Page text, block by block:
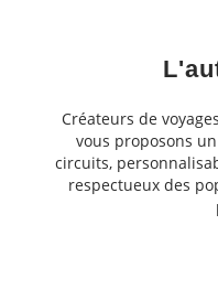
Créateurs de
vous proposons
circuits,
respectueux des